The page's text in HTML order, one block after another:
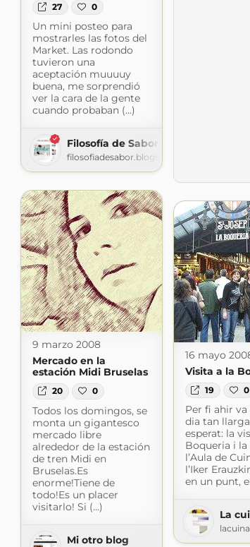
27 0
Un mini posteo para
mostrarles las fotos del
Market. Las rodondo
tuvieron una
aceptación muuuuy
buena, me sorprendió
ver la cara de la gente
cuando probaban (...)
Filosofía de Sabor
filosofiadesabor.blogspot.com
9 marzo 2008
Mercado en la
estación Midi Bruselas
20 0
Todos los domingos, se
monta un gigantesco
mercado libre
alrededor de la estación
de tren Midi en
Bruselas.Es
enorme!Tiene de
todo!Es un placer
visitarlo! Si (...)
Mi otro blog
16 mayo
Visita a la
19 0
Per fi ahir
dia tan
esperat: la
Boqueria i la
l’Aula de
l’Iker
en un punt,
La